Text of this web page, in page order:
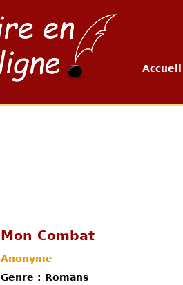
Accueil
Mon Combat
Anonyme
Genre : Romans